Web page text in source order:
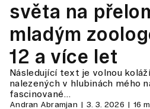
světa na
mladým
12 a více let
Následující text je volnou
nalezených v hlubinách mého
fascinované…
Andran Abramjan 3. 3. 2026 16